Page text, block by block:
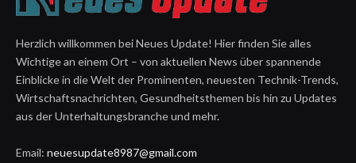
Herzlich willkommen bei Neues Update! Hier finden Sie alles
Wichtige an einem Ort – von aktuellen News über spannende
Einblicke in die Welt der Prominenten, neuesten Technik-Trends,
Wirtschaftsnachrichten, Gesundheitsthemen bis hin zu Updates
aus der Unterhaltungsbranche und mehr.
Email: neuesupdate8987@gmail.com